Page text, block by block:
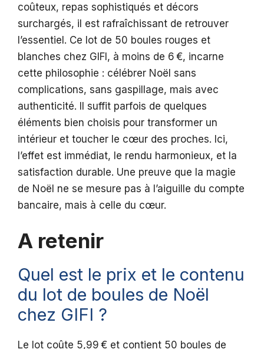
coûteux, repas sophistiqués et décors
surchargés, il est rafraîchissant de retrouver
l’essentiel. Ce lot de 50 boules rouges et
blanches chez GIFI, à moins de 6 €, incarne
cette philosophie : célébrer Noël sans
complications, sans gaspillage, mais avec
authenticité. Il suffit parfois de quelques
éléments bien choisis pour transformer un
intérieur et toucher le cœur des proches. Ici,
l’effet est immédiat, le rendu harmonieux, et la
satisfaction durable. Une preuve que la magie
de Noël ne se mesure pas à l’aiguille du compte
bancaire, mais à celle du cœur.
A retenir
Quel est le prix et le contenu
du lot de boules de Noël
chez GIFI ?
Le lot coûte 5,99 € et contient 50 boules de